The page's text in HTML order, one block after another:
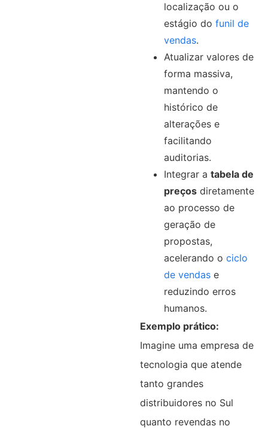
localização ou o
estágio do funil de
vendas.
Atualizar valores de
forma massiva,
mantendo o
histórico de
alterações e
facilitando
auditorias.
Integrar a tabela de
preçosdiretamente
ao processo de
geração de
propostas,
acelerando o ciclo
de vendase
reduzindo erros
humanos.
Exemplo prático:
Imagine uma empresa de
tecnologia que atende
tanto grandes
distribuidores no Sul
quanto revendas no